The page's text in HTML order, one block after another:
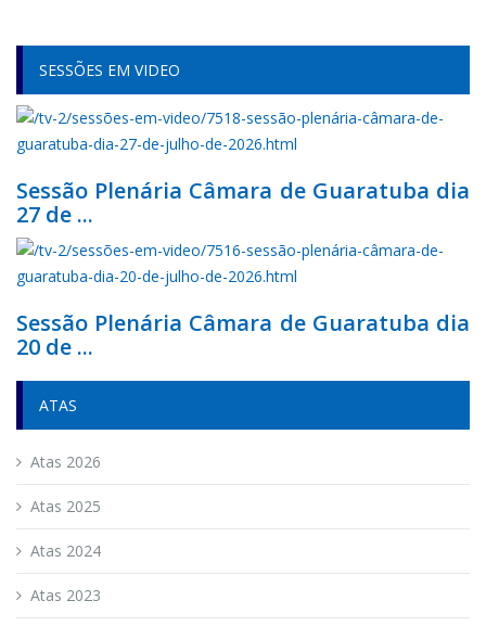
SESSÕES EM VIDEO
Sessão Plenária Câmara de Guaratuba dia
27 de ...
Sessão Plenária Câmara de Guaratuba dia
20 de ...
ATAS
Atas 2026
Atas 2025
Atas 2024
Atas 2023